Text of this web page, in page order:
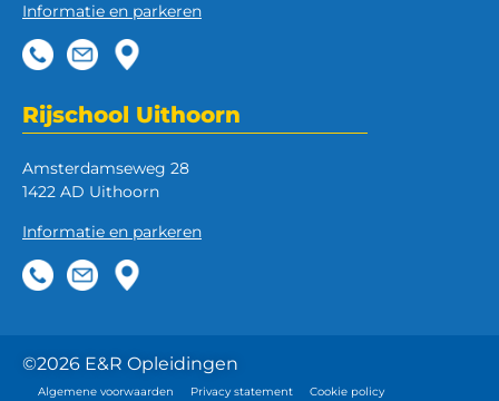
Informatie en parkeren
Rijschool Uithoorn
Amsterdamseweg 28
1422 AD Uithoorn
Informatie en parkeren
©2026 E&R Opleidingen
Algemene voorwaarden Privacy statement Cookie policy